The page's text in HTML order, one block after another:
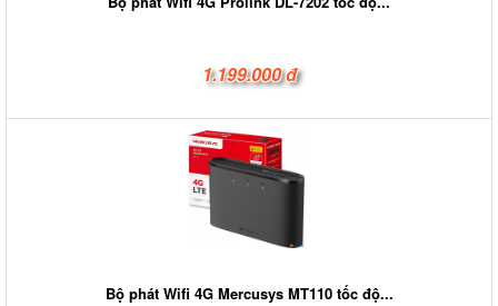
1.199.000 đ
Bộ phát Wifi 4G Mercusys MT110 tốc độ...